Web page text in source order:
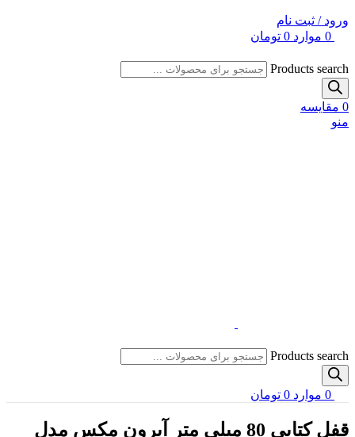
ورود / ثبت نام
0 موارد 0 تومان
Products search
0 مقایسه
منو
Products search
0 موارد 0 تومان
قفل کتابی 80 میلی متر آیرون مکس مدل